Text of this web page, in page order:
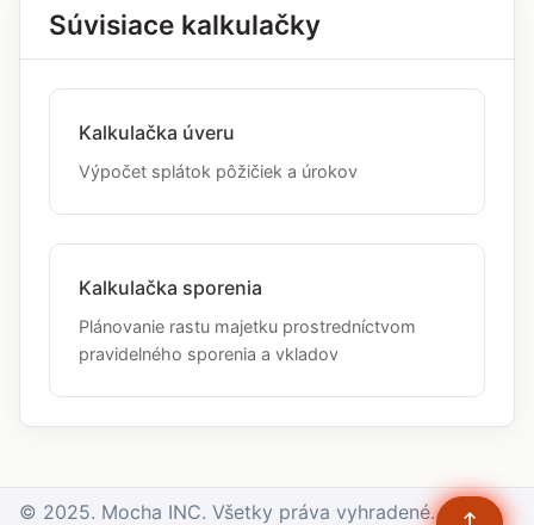
Súvisiace kalkulačky
Kalkulačka úveru
Výpočet splátok pôžičiek a úrokov
Kalkulačka sporenia
Plánovanie rastu majetku prostredníctvom
pravidelného sporenia a vkladov
© 2025. Mocha INC. Všetky práva vyhradené. ↑